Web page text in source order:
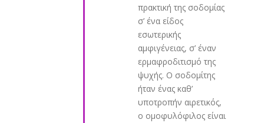
πρακτική της σοδομίας
σ’ ένα είδος
εσωτερικής
αμφιγένειας, σ’ έναν
ερμαφροδιτισμό της
ψυχής. Ο σοδομίτης
ήταν ένας καθ’
υποτροπήν αιρετικός,
ο ομοφυλόφιλος είναι